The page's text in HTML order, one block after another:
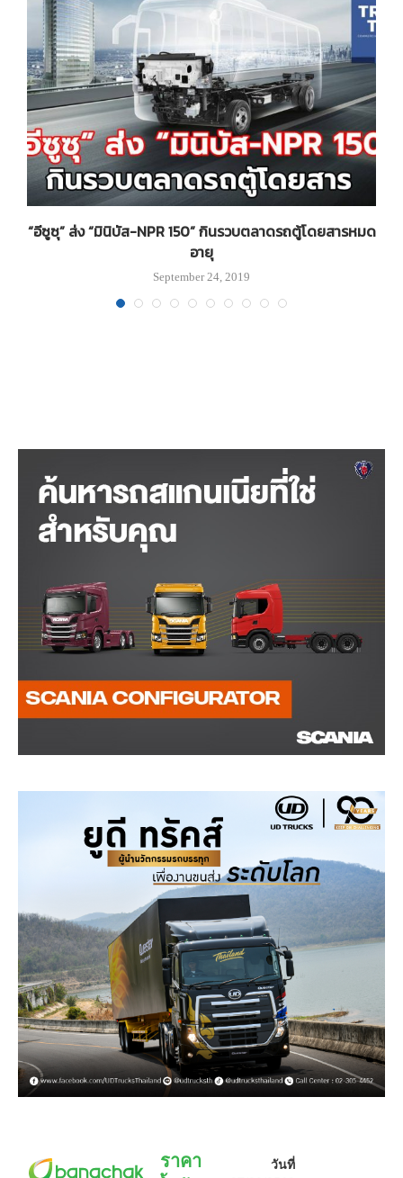
“อีซูซุ” ส่ง “มินิบัส-NPR 150” กินรวบตลาดรถตู้โดยสารหมด
อายุ
September 24, 2019